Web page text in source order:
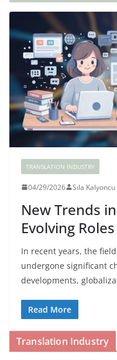
TRANSLATION INDUSTRY
04/29/2026 Sıla Kalyoncu
New Trends
Evolving
In recent years, the
undergone significant
developments,
Read More
Translation Industry